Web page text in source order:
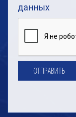
данных
ОТПРАВИТЬ